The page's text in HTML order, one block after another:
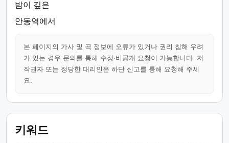
밤이 깊은
안동역에서
본 페이지의 가사 및 곡 정보에 오류가 있거나 권리 침해 우려
가 있는 경우 문의를 통해 수정·비공개 요청이 가능합니다. 저
작권자 또는 정당한 대리인은 하단 신고를 통해 요청해 주세
요.
키워드